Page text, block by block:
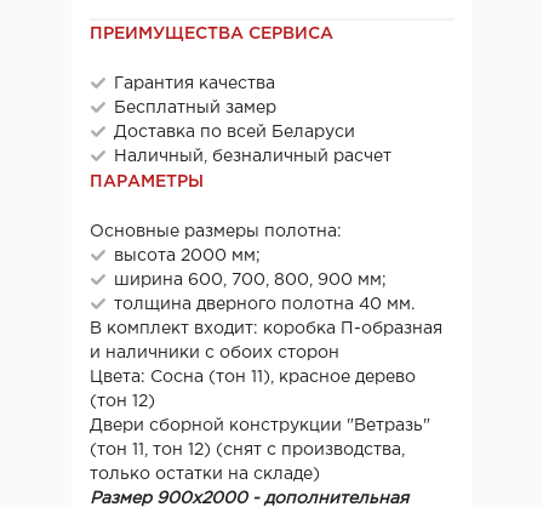
ПРЕИМУЩЕСТВА СЕРВИСА
Гарантия качества
Бесплатный замер
Доставка по всей Беларуси
Наличный, безналичный расчет
ПАРАМЕТРЫ
Основные размеры полотна:
высота 2000 мм;
ширина 600, 700, 800, 900 мм;
толщина дверного полотна 40 мм.
В комплект входит: коробка П-образная
и наличники с обоих сторон
Цвета: Сосна (тон 11), красное дерево
(тон 12)
Двери сборной конструкции "Ветразь"
(тон 11, тон 12) (снят с производства,
только остатки на складе)
Размер 900х2000 - дополнительная